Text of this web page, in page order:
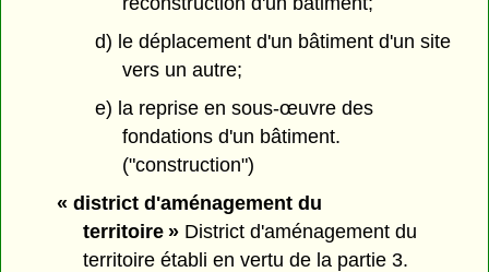
d) le déplacement d'un bâtiment d'un site
vers un autre;
e) la reprise en sous-œuvre des
fondations d'un bâtiment.
("construction")
« district d'aménagement du
territoire » District d'aménagement du
territoire établi en vertu de la partie 3.